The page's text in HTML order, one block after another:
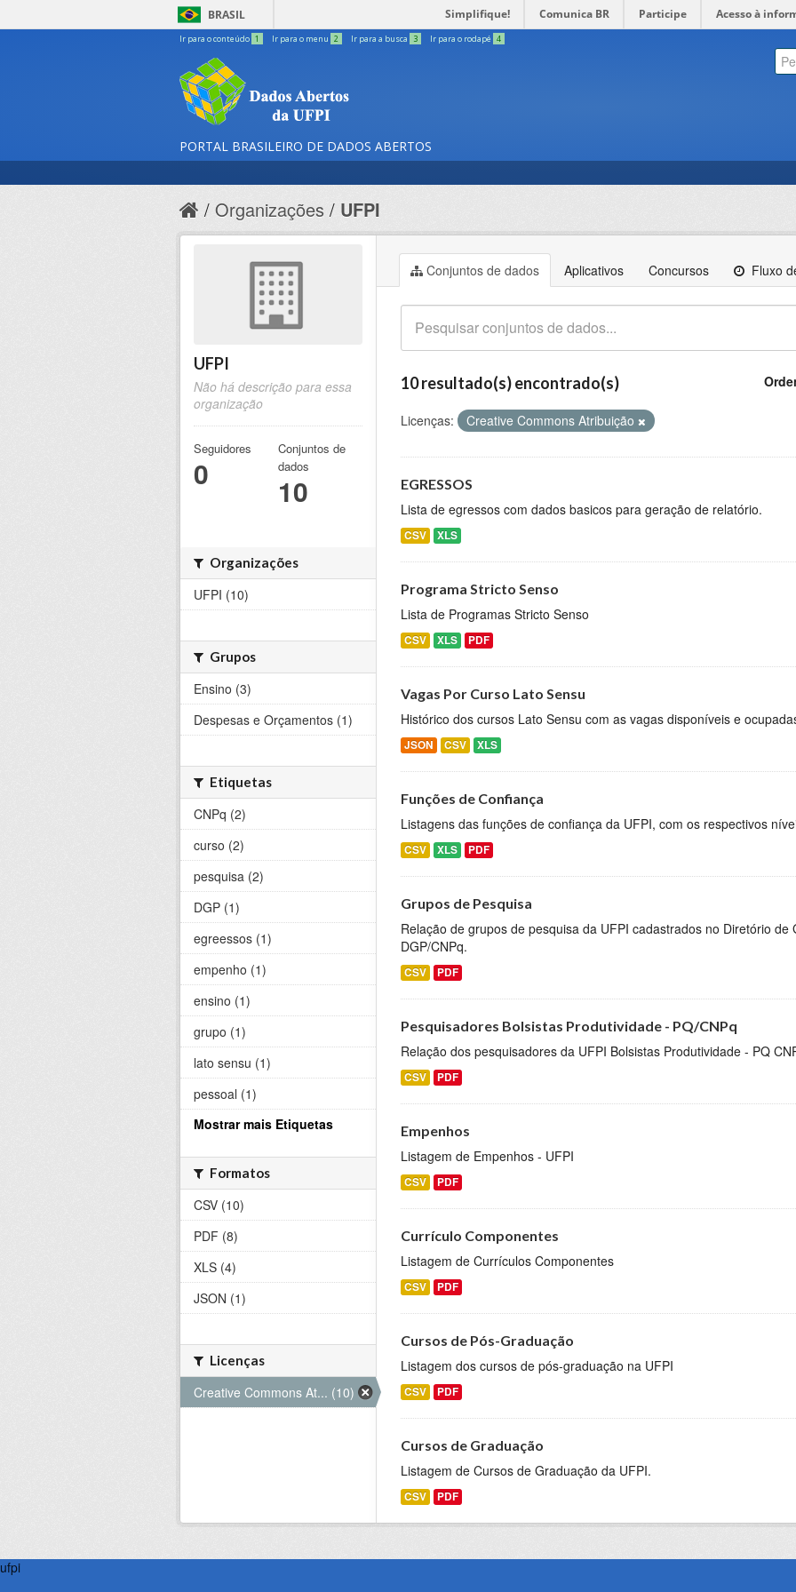
BRASIL Simplifique! Comunica BR Participe Acesso à
Ir para o conteúdo 1 Ir para o menu 2 Ir para a busca 3 Ir para o rodapé 4
PORTAL BRASILEIRO DE DADOS ABERTOS
Organizações UFPI
Conjuntos de dados Aplicativos Concursos Fluxo
10 resultado(s) encontrado(s)
Licenças: Creative Commons Atribuição
EGRESSOS
Lista de egressos com dados basicos para geração de relatório.
CSV XLS
Programa Stricto Senso
Lista de Programas Stricto Senso
CSV XLS PDF
Vagas Por Curso Lato Sensu
Histórico dos cursos Lato Sensu com as vagas disponíveis e
JSON CSV XLS
Funções de Confiança
Listagens das funções de confiança da UFPI, com os respectivos
CSV XLS PDF
Grupos de Pesquisa
Relação de grupos de pesquisa da UFPI cadastrados no Diretório de
DGP/CNPq.
CSV PDF
Pesquisadores Bolsistas Produtividade - PQ/CNPq
Relação dos pesquisadores da UFPI Bolsistas Produtividade - PQ
CSV PDF
Empenhos
Listagem de Empenhos - UFPI
CSV PDF
Currículo Componentes
Listagem de Currículos Componentes
CSV PDF
Cursos de Pós-Graduação
Listagem dos cursos de pós-graduação na UFPI
CSV PDF
Cursos de Graduação
Listagem de Cursos de Graduação da UFPI.
CSV PDF
UFPI
Não há descrição para essa
organização
Seguidores
0
Conjuntos de
dados
10
Organizações
UFPI (10)
Grupos
Ensino (3)
Despesas e Orçamentos (1)
Etiquetas
CNPq (2)
curso (2)
pesquisa (2)
DGP (1)
egreessos (1)
empenho (1)
ensino (1)
grupo (1)
lato sensu (1)
pessoal (1)
Mostrar mais Etiquetas
Formatos
CSV (10)
PDF (8)
XLS (4)
JSON (1)
Licenças
Creative Commons At... (10)
ufpi